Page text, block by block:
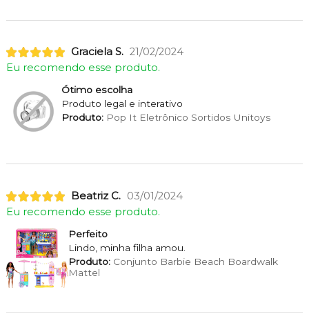
Graciela S. 21/02/2024
Eu recomendo esse produto.
Ótimo escolha
Produto legal e interativo
Produto:Pop It Eletrônico Sortidos Unitoys
Beatriz C. 03/01/2024
Eu recomendo esse produto.
Perfeito
Lindo, minha filha amou.
Produto:Conjunto Barbie Beach Boardwalk
Mattel